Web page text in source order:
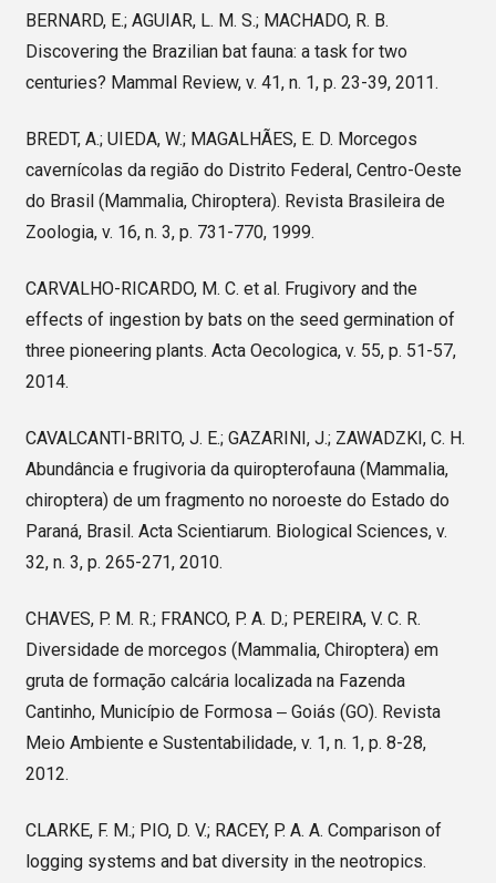
BERNARD, E.; AGUIAR, L. M. S.; MACHADO, R. B.
Discovering the Brazilian bat fauna: a task for two
centuries? Mammal Review, v. 41, n. 1, p. 23-39, 2011.
BREDT, A.; UIEDA, W.; MAGALHÃES, E. D. Morcegos
cavernícolas da região do Distrito Federal, Centro-Oeste
do Brasil (Mammalia, Chiroptera). Revista Brasileira de
Zoologia, v. 16, n. 3, p. 731-770, 1999.
CARVALHO-RICARDO, M. C. et al. Frugivory and the
effects of ingestion by bats on the seed germination of
three pioneering plants. Acta Oecologica, v. 55, p. 51-57,
2014.
CAVALCANTI-BRITO, J. E.; GAZARINI, J.; ZAWADZKI, C. H.
Abundância e frugivoria da quiropterofauna (Mammalia,
chiroptera) de um fragmento no noroeste do Estado do
Paraná, Brasil. Acta Scientiarum. Biological Sciences, v.
32, n. 3, p. 265-271, 2010.
CHAVES, P. M. R.; FRANCO, P. A. D.; PEREIRA, V. C. R.
Diversidade de morcegos (Mammalia, Chiroptera) em
gruta de formação calcária localizada na Fazenda
Cantinho, Município de Formosa ‒ Goiás (GO). Revista
Meio Ambiente e Sustentabilidade, v. 1, n. 1, p. 8-28,
2012.
CLARKE, F. M.; PIO, D. V.; RACEY, P. A. A. Comparison of
logging systems and bat diversity in the neotropics.